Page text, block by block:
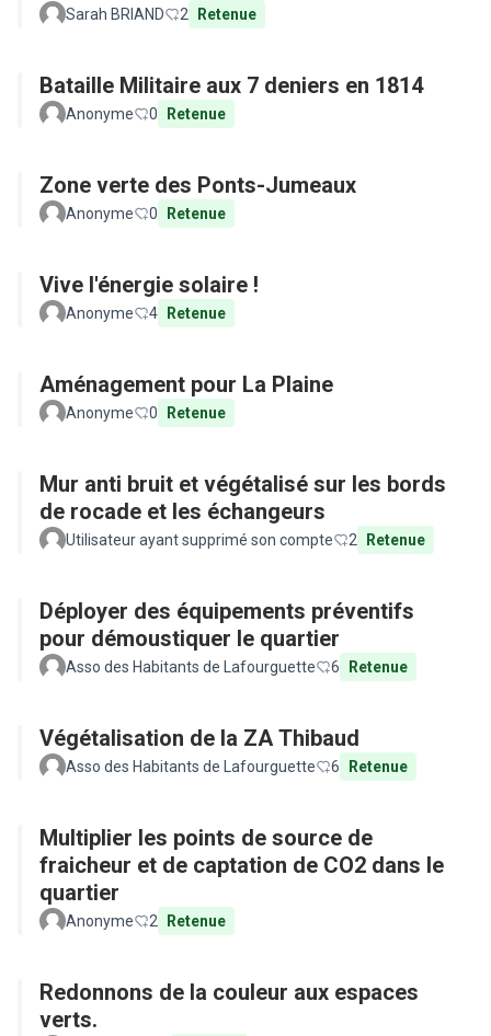
Sarah BRIAND 2 Retenue
Bataille Militaire aux 7 deniers en 1814
Anonyme 0 Retenue
Zone verte des Ponts-Jumeaux
Anonyme 0 Retenue
Vive l'énergie solaire !
Anonyme 4 Retenue
Aménagement pour La Plaine
Anonyme 0 Retenue
Mur anti bruit et végétalisé sur les bords
de rocade et les échangeurs
Utilisateur ayant supprimé son compte 2 Retenue
Déployer des équipements préventifs
pour démoustiquer le quartier
Asso des Habitants de Lafourguette 6 Retenue
Végétalisation de la ZA Thibaud
Asso des Habitants de Lafourguette 6 Retenue
Multiplier les points de source de
fraicheur et de captation de CO2 dans le
quartier
Anonyme 2 Retenue
Redonnons de la couleur aux espaces
verts.